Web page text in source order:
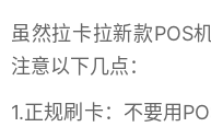
虽然拉卡拉新款POS
注意以下几点：
1.正规刷卡：不要用